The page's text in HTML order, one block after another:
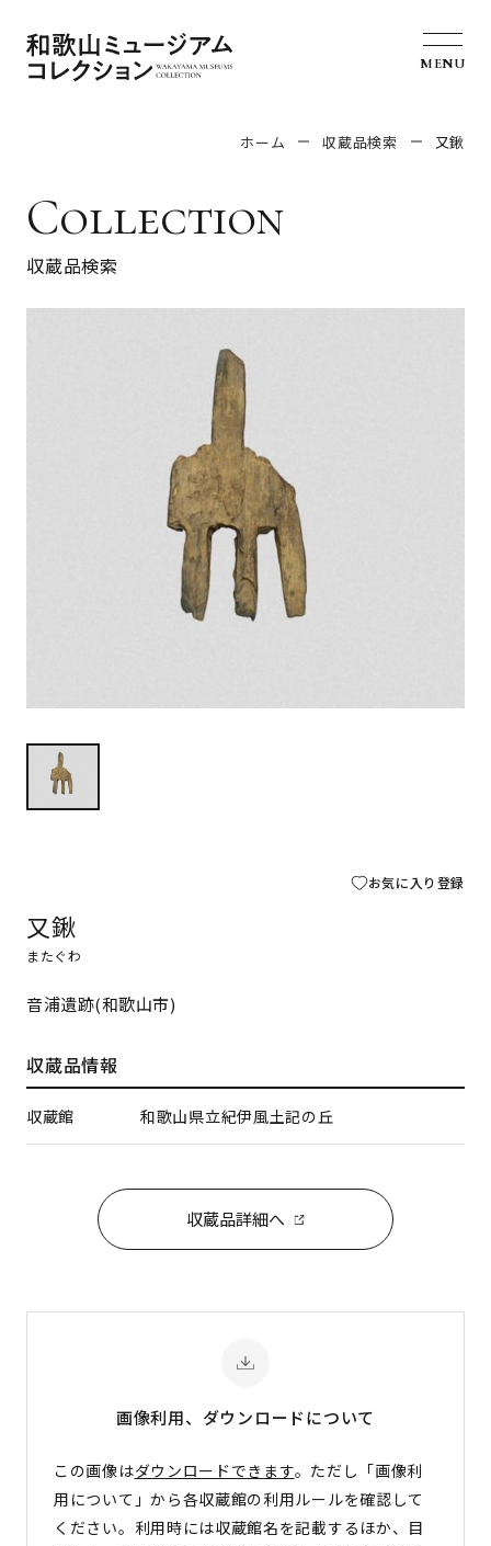
MENU
ホーム 収蔵品検索 又鍬
Collection
収蔵品検索
お気に入り登録
又鍬
またぐわ
音浦遺跡(和歌山市)
収蔵品情報
収蔵館 和歌山県立紀伊風土記の丘
収蔵品詳細へ
画像利用、ダウンロードについて
この画像はダウンロードできます。ただし「画像利
用について」から各収蔵館の利用ルールを確認して
ください。利用時には収蔵館名を記載するほか、目